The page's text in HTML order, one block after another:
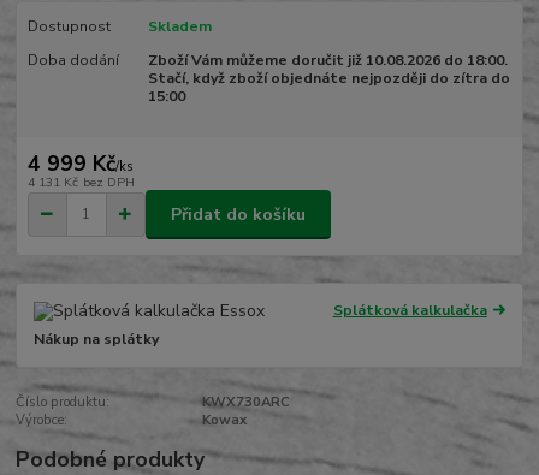
Dostupnost
Skladem
Doba dodání
Zboží Vám můžeme doručit již 10.08.2026 do 18:00.
Stačí, když zboží objednáte nejpozději do zítra do
15:00
4 999 Kč/ks
4 131 Kč bez DPH
Přidat do košíku
Splátková kalkulačka
Nákup na splátky
Číslo produktu:
KWX730ARC
Výrobce:
Kowax
Podobné produkty